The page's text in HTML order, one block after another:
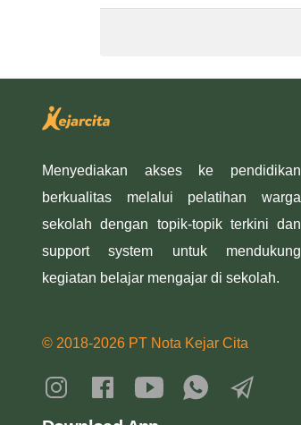
Menyediakan akses ke pendidikan
berkualitas melalui pelatihan warga
sekolah dengan topik-topik terkini dan
support system untuk mendukung
kegiatan belajar mengajar di sekolah.
© 2018-2026 PT Nota Kejar Cita